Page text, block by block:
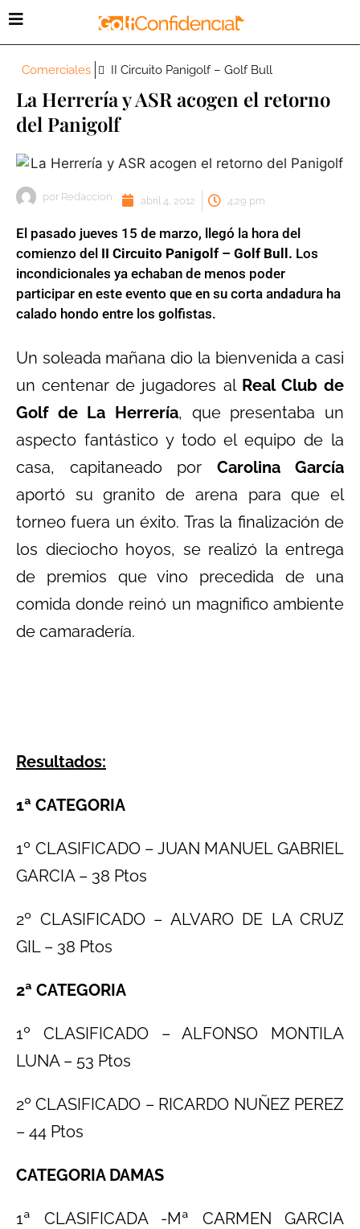
Comerciales II Circuito Panigolf – Golf Bull
La Herrería y ASR acogen el retorno
del Panigolf
por Redaccion abril 4, 2012 4:29 pm
El pasado jueves 15 de marzo, llegó la hora del
comienzo del II Circuito Panigolf – Golf Bull. Los
incondicionales ya echaban de menos poder
participar en este evento que en su corta andadura ha
calado hondo entre los golfistas.
Un soleada mañana dio la bienvenida a casi
un centenar de jugadores al Real Club de
Golf de La Herrería, que presentaba un
aspecto fantástico y todo el equipo de la
casa, capitaneado por Carolina García
aportó su granito de arena para que el
torneo fuera un éxito. Tras la finalización de
los dieciocho hoyos, se realizó la entrega
de premios que vino precedida de una
comida donde reinó un magnifico ambiente
de camaradería.
Resultados:
1ª CATEGORIA
1º CLASIFICADO – JUAN MANUEL GABRIEL
GARCIA – 38 Ptos
2º CLASIFICADO – ALVARO DE LA CRUZ
GIL – 38 Ptos
2ª CATEGORIA
1º CLASIFICADO – ALFONSO MONTILA
LUNA – 53 Ptos
2º CLASIFICADO – RICARDO NUÑEZ PEREZ
– 44 Ptos
CATEGORIA DAMAS
1ª CLASIFICADA -Mª CARMEN GARCIA